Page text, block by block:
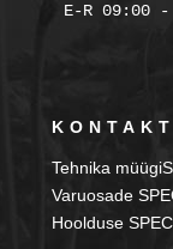
KONTAKT
Tehnika
Varuosade
Hoolduse